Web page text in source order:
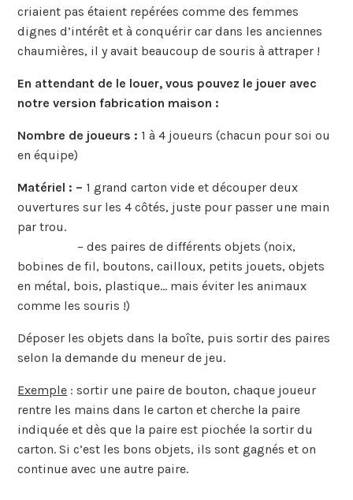
criaient pas étaient repérées comme des femmes
dignes d’intérêt et à conquérir car dans les anciennes
chaumières, il y avait beaucoup de souris à attraper !
En attendant de le louer, vous pouvez le jouer avec
notre version fabrication maison :
Nombre de joueurs : 1 à 4 joueurs (chacun pour soi ou
en équipe)
Matériel : – 1 grand carton vide et découper deux
ouvertures sur les 4 côtés, juste pour passer une main
par trou.
– des paires de différents objets (noix,
bobines de fil, boutons, cailloux, petits jouets, objets
en métal, bois, plastique… mais éviter les animaux
comme les souris !)
Déposer les objets dans la boîte, puis sortir des paires
selon la demande du meneur de jeu.
Exemple : sortir une paire de bouton, chaque joueur
rentre les mains dans le carton et cherche la paire
indiquée et dès que la paire est piochée la sortir du
carton. Si c’est les bons objets, ils sont gagnés et on
continue avec une autre paire.